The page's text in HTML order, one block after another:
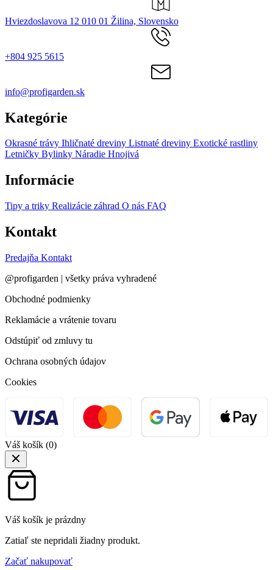
Hviezdoslavova 12 010 01 Žilina, Slovensko
+804 925 5615
info@profigarden.sk
Kategórie
Okrasné trávy Ihličnaté dreviny Listnaté dreviny Exotické rastliny
Letničky Bylinky Náradie Hnojivá
Informácie
Tipy a triky Realizácie záhrad O nás FAQ
Kontakt
Predajňa Kontakt
@profigarden | všetky práva vyhradené
Obchodné podmienky
Reklamácie a vrátenie tovaru
Odstúpiť od zmluvy tu
Ochrana osobných údajov
Cookies
Váš košík (0)
Váš košík je prázdny
Zatiaľ ste nepridali žiadny produkt.
Začať nakupovať